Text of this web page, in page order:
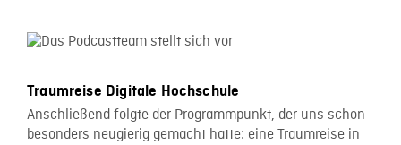
Traumreise Digitale Hochschule
Anschließend folgte der Programmpunkt, der uns schon
besonders neugierig gemacht hatte: eine Traumreise in